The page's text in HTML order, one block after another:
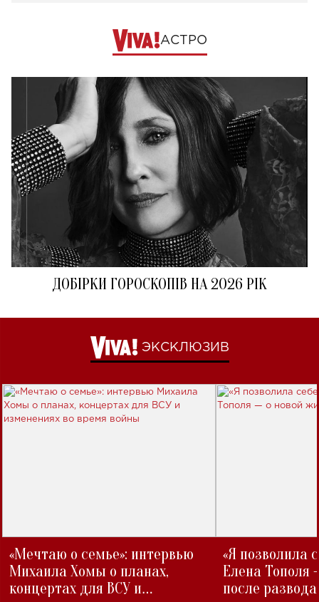
АСТРО
ДОБІРКИ ГОРОСКОПІВ НА 2026 РІК
ЭКСКЛЮЗИВ
«Мечтаю о семье»: интервью
Михаила Хомы о планах,
концертах для ВСУ и
«Я позволила
Елена Тополя
после развода